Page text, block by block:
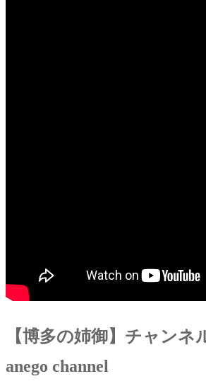
【博多の姉御】チャン
anego channel